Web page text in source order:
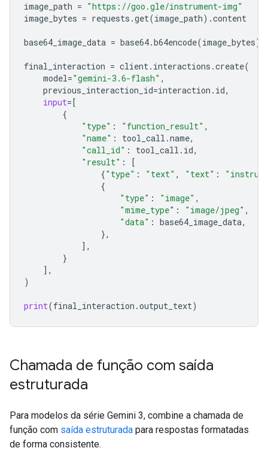
image_path = "https://goo.gle/instrument-img"
image_bytes = requests .get(image_path) .content
base64_image_data = base64.b64encode(image_bytes)
final_interaction = client. interactions .create(
model="gemini-3.6-flash" ,
previous_interaction_id=interaction . id,
input= [
{
"type" : "function_result" ,
"name" : tool_call .name,
"call_id" : tool_call . id,
"result" :
[
{"type" : "text" , "text" :
{
"type" : "image" ,
"mime_type" : "image/jpeg" ,
"data" : base64_image_data,
},
],
}
],
)
print(final_interaction .output_text)
Chamada de função com saída
estruturada
Para modelos da série Gemini 3, combine a chamada de
função com saída estruturada para respostas formatadas
de forma consistente.